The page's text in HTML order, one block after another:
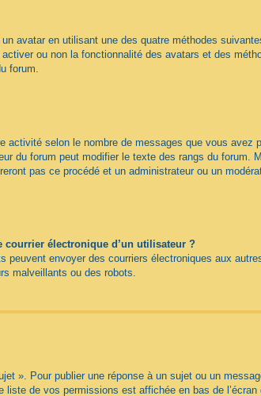
avatar en utilisant une des quatre méthodes
ou non la fonctionnalité des avatars et des
forum.
activité selon le nombre de messages que vous
du forum peut modifier le texte des rangs du forum.
pas ce procédé et un administrateur ou un
courrier électronique d’un utilisateur ?
envoyer des courriers électroniques aux
malveillants ou des robots.
». Pour publier une réponse à un sujet ou un
de vos permissions est affichée en bas de